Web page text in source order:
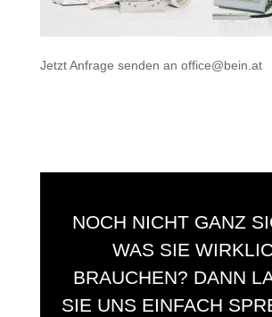
Jetzt Anfrage senden an office@bein.at
NOCH NICHT GANZ
WAS SIE
BRAUCHEN? DANN
SIE UNS EINFACH